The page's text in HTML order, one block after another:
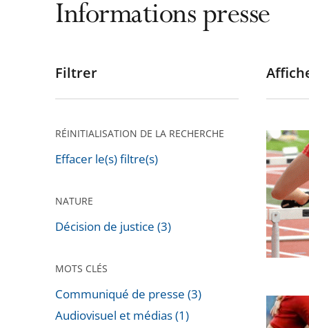
Informations presse
Passer
pour
après
Filtrer
RÉINITIALISATION DE LA RECHERCHE
Effacer le(s) filtre(s)
NATURE
Décision de justice (3)
MOTS CLÉS
Communiqué de presse (3)
Audiovisuel et médias (1)
Le
Conseil
d’État
rejette
le
recours
de
Ophélie
Claude-
BFM
TV